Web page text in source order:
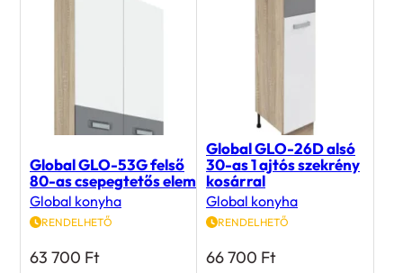
Global GLO-53G felső
80-as csepegtetős elem
Global konyha
RENDELHETŐ
63 700 Ft
Global GLO-26D alsó
30-as 1 ajtós szekrény
kosárral
Global konyha
RENDELHETŐ
66 700 Ft